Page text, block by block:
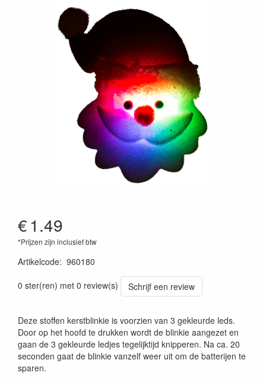
€1.49
*Prijzen zijn inclusief btw
Artikelcode: 960180
0 ster(ren) met 0 review(s)
Schrijf een review
Deze stoffen kerstblinkie is voorzien van 3 gekleurde leds.
Door op het hoofd te drukken wordt de blinkie aangezet en
gaan de 3 gekleurde ledjes tegelijktijd knipperen. Na ca. 20
seconden gaat de blinkie vanzelf weer uit om de batterijen te
sparen.